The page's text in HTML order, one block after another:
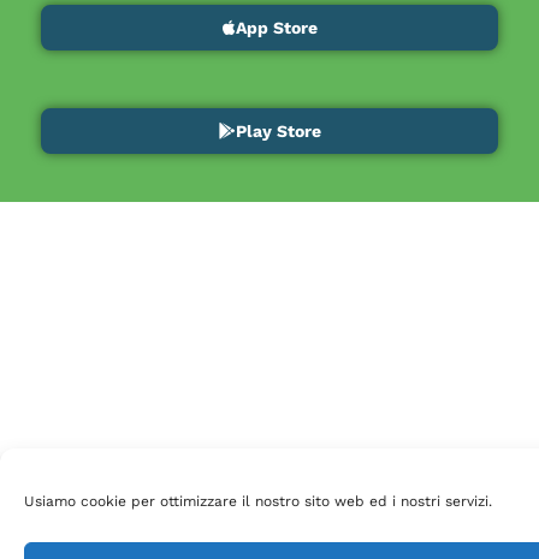
Usiamo cookie per ottimizzare il nostro sito web ed i nostri servizi.
App Store
Play Store